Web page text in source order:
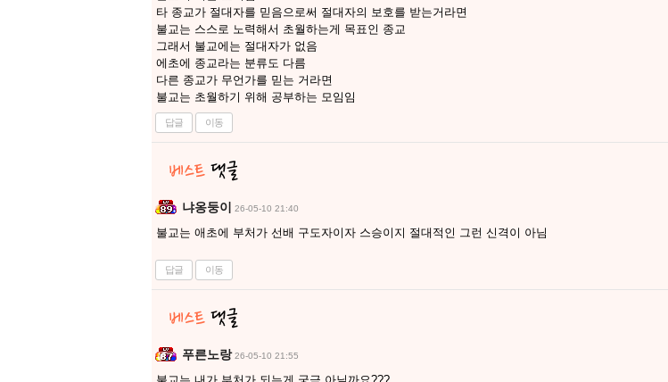
타 종교가 절대자를 믿음으로써 절대자의 보호를 받는거라면
불교는 스스로 노력해서 초월하는게 목표인 종교
그래서 불교에는 절대자가 없음
에초에 종교라는 분류도 다름
다른 종교가 무언가를 믿는 거라면
불교는 초월하기 위해 공부하는 모임임
답글 이동
냐옹둥이 26-05-10 21:40
불교는 애초에 부처가 선배 구도자이자 스승이지 절대적인 그런 신격이 아님
답글 이동
푸른노랑 26-05-10 21:55